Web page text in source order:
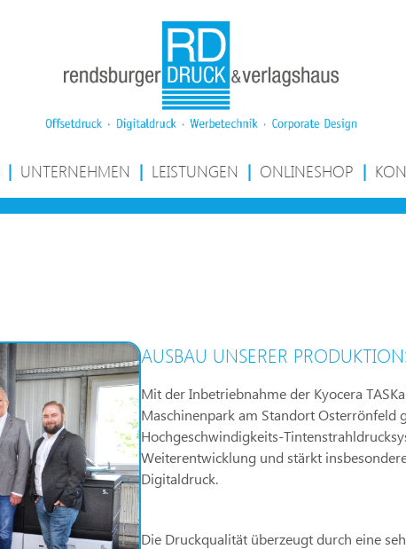
| UNTERNEHMEN | LEISTUNGEN | ONLINESHOP |
AUSBAU UNSERER
Mit der Inbetriebnahme der Kyocera
Maschinenpark am Standort Osterrönfeld
Hochgeschwindigkeits-
Weiterentwicklung und stärkt
Digitaldruck.
Die Druckqualität überzeugt durch eine